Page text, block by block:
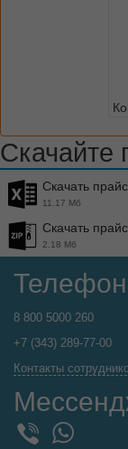
Скачайте
Скачать
11.17 Мб
Скачать
2.18 Мб
8 800 5000 260
+7 (343) 289-77-00
Контакты
WhatsApp